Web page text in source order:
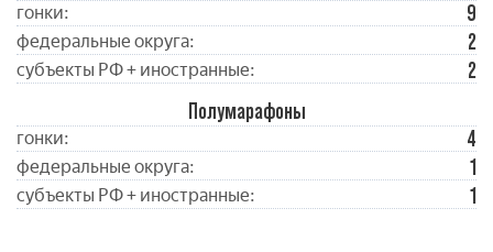
гонки: 9
федеральные округа: 2
субъекты РФ + иностранные:
2
Полумарафоны
гонки: 4
федеральные округа: 1
субъекты РФ + иностранные: 1